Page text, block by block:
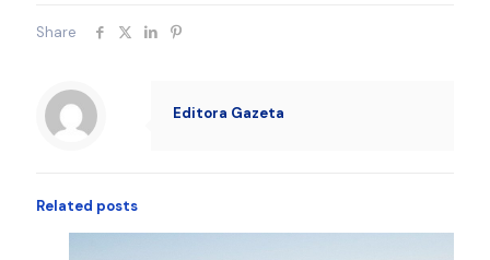
Share
Editora Gazeta
Related posts